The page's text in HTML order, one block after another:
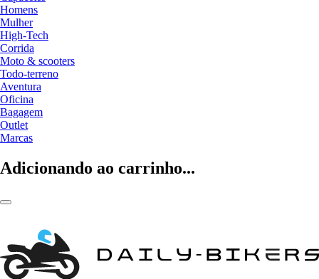
Homens
Mulher
High-Tech
Corrida
Moto & scooters
Todo-terreno
Aventura
Oficina
Bagagem
Outlet
Marcas
Adicionando ao carrinho...